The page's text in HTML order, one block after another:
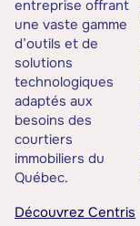
entreprise offrant
une vaste gamme
d’outils et de
solutions
technologiques
adaptés aux
besoins des
courtiers
immobiliers du
Québec.
Découvrez Centris